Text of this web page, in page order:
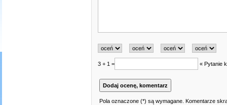
3 + 1 = « Pytanie
Pola oznaczone (*) są wymagane. Komentarze